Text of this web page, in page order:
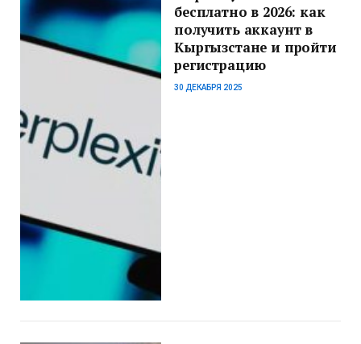
бесплатно в 2026: как
получить аккаунт в
Кыргызстане и пройти
регистрацию
30 ДЕКАБРЯ 2025